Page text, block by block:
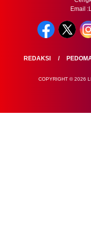
Email
REDAKSI
COPYRIGHT © 2026